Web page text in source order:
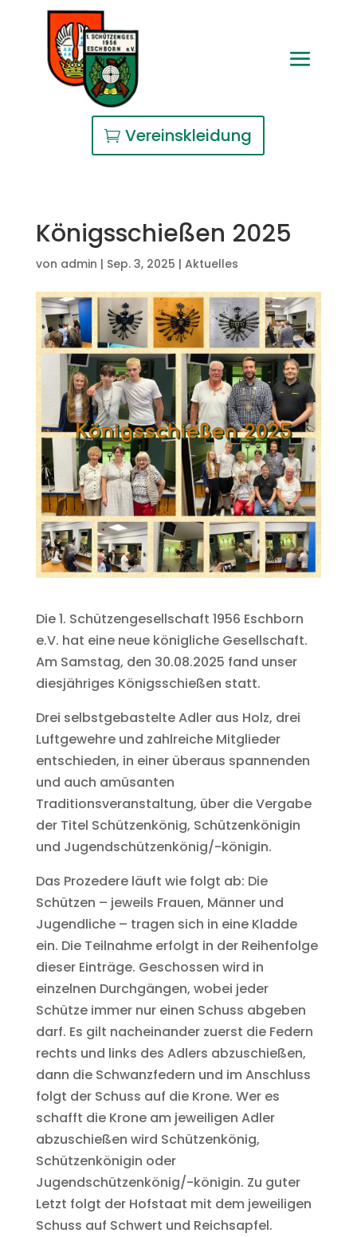
Vereinskleidung
Königsschießen 2025
von admin | Sep. 3, 2025 | Aktuelles
Die 1. Schützengesellschaft 1956 Eschborn
e.V. hat eine neue königliche Gesellschaft.
Am Samstag, den 30.08.2025 fand unser
diesjähriges Königsschießen statt.
Drei selbstgebastelte Adler aus Holz, drei
Luftgewehre und zahlreiche Mitglieder
entschieden, in einer überaus spannenden
und auch amüsanten
Traditionsveranstaltung, über die Vergabe
der Titel Schützenkönig, Schützenkönigin
und Jugendschützenkönig/-königin.
Das Prozedere läuft wie folgt ab: Die
Schützen – jeweils Frauen, Männer und
Jugendliche – tragen sich in eine Kladde
ein. Die Teilnahme erfolgt in der Reihenfolge
dieser Einträge. Geschossen wird in
einzelnen Durchgängen, wobei jeder
Schütze immer nur einen Schuss abgeben
darf. Es gilt nacheinander zuerst die Federn
rechts und links des Adlers abzuschießen,
dann die Schwanzfedern und im Anschluss
folgt der Schuss auf die Krone. Wer es
schafft die Krone am jeweiligen Adler
abzuschießen wird Schützenkönig,
Schützenkönigin oder
Jugendschützenkönig/-königin. Zu guter
Letzt folgt der Hofstaat mit dem jeweiligen
Schuss auf Schwert und Reichsapfel.